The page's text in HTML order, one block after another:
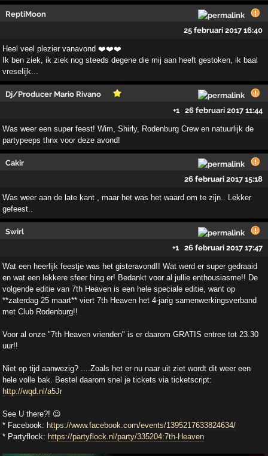
ReptiMoon
25 februari 2017 16:40
Heel veel plezier vanavond ❤️❤️❤️
Ik ben ziek, ik ziek nog steeds degene die mij aan heeft gestoken, ik baal
vreselijk...
Dj/Producer Mario Rivano
+1
26 februari 2017 11:44
Was weer een super feest! Wim, Shirly, Rodenburg Crew en natuurlijk de
partypeeps thnx voor deze avond!
Cakir
26 februari 2017 15:18
Was weer aan de late kant , maar het was het waard om te zijn.. Lekker
gefeest..
Swirl
+1
26 februari 2017 17:47
Wat een heerlijk feestje was het gisteravond!! Wat werd er super gedraaid
en wat een lekkere sfeer hing er! Bedankt voor al jullie enthousiasme!! De
volgende editie van 7th Heaven is een hele speciale editie, want op
**zaterdag 25 maart** viert 7th Heaven het 4-jarig samenwerkingsverband
met Club Rodenburg!!
Voor al onze "7th Heaven vrienden" is er daarom GRATIS entree tot 23.30
uur!!
Niet op tijd aanwezig? ....Zoals het er nu naar uit ziet wordt dit weer een
hele volle bak. Bestel daarom snel je tickets via ticketscript:
http://wqd.nl/a5Jr
See U there?! 😉
* Facebook: https://www.facebook.com/events/1395217633824634/
* Partyflock: https://partyflock.nl/party/335204:7th-Heaven